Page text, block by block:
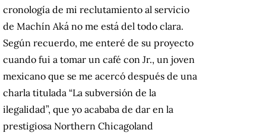
cronología de mi reclutamiento al servicio
de Machín Aká no me está del todo clara.
Según recuerdo, me enteré de su proyecto
cuando fui a tomar un café con Jr., un joven
mexicano que se me acercó después de una
charla titulada “La subversión de la
ilegalidad”, que yo acababa de dar en la
prestigiosa Northern Chicagoland